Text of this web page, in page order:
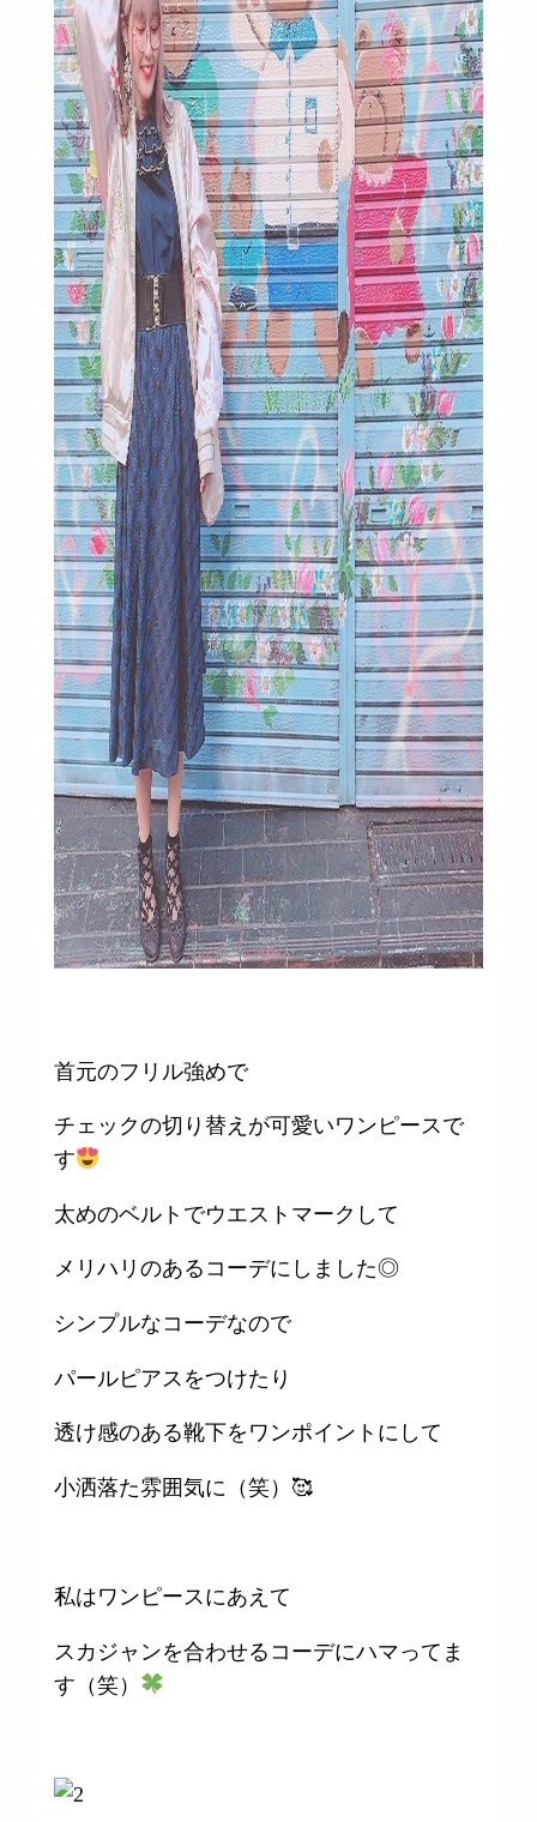
首元のフリル強めで
チェックの切り替えが可愛いワンピースで
す
太めのベルトでウエストマークして
メリハリのあるコーデにしました◎
シンプルなコーデなので
パールピアスをつけたり
透け感のある靴下をワンポイントにして
小洒落た雰囲気に（笑）🥰
私はワンピースにあえて
スカジャンを合わせるコーデにハマってま
す（笑）